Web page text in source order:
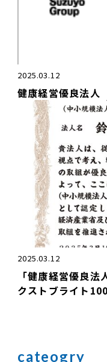
2025.03.12
健康経営優良法人
2025.03.12
「健康経営優良
クストブライト
cateogry